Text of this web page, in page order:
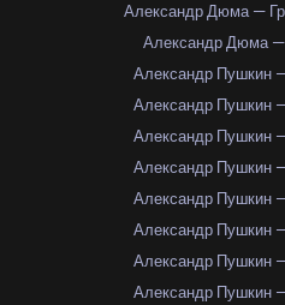
Александр Дюма —
Александр Дюма —
Александр Пушкин
Александр Пушкин
Александр Пушкин
Александр Пушкин
Александр Пушкин
Александр Пушкин
Александр Пушкин
Александр Пушкин